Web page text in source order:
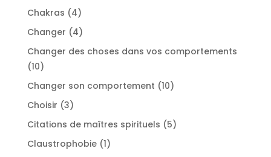
Chakras 44
produits
Changer 44
produits
Changer des choses dans vos comportements
1010
Changer son comportement 1010
Choisir 33
produits
Citations de maîtres spirituels 55
Claustrophobie 11